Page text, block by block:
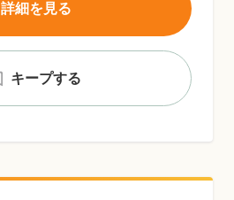
キープする
詳細を見る